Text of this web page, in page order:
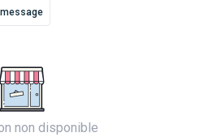
message
non disponible